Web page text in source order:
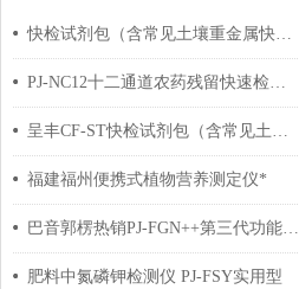
快检试剂包（含常见土壤重金属快检）朋检子品牌-湘豫呈丰
PJ-NC12十二通道农药残留快速检测仪 农药残毒测试仪
呈丰CF-ST快检试剂包（含常见土壤重金属快检）中标51套
福建福州便携式植物营养测定仪*
巴音郭楞热销PJ-FGN++第三代功能型生物有机肥化验设备
肥料中氮磷钾检测仪 PJ-FSY实用型